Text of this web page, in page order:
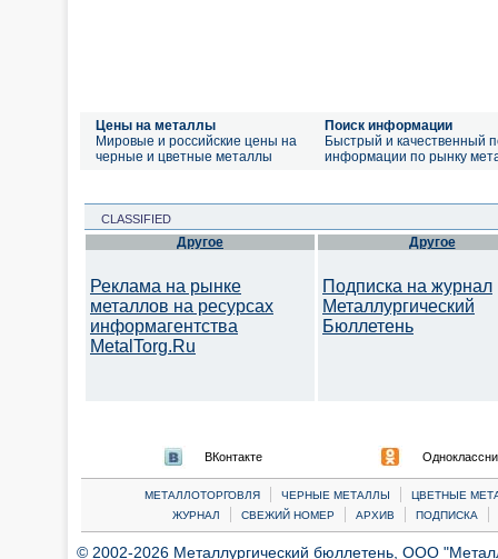
Цены на металлы
Мировые и российские цены на
черные и цветные металлы
Поиск информации
Быстрый и качественный
информации по рынку
CLASSIFIED
Другое
Реклама на рынке
металлов на ресурсах
информагентства
MetalTorg.Ru
Другое
Подписка на журнал
Металлургический
Бюллетень
ВКонтакте
МЕТАЛЛОТОРГОВЛЯ | ЧЕРНЫЕ МЕТАЛЛЫ |
ЦВЕТНЫЕ
ЖУРНАЛ
| СВЕЖИЙ НОМЕР | АРХИВ | ПОДПИСКА |
© 2002-2026 Металлургический бюллетень, ООО